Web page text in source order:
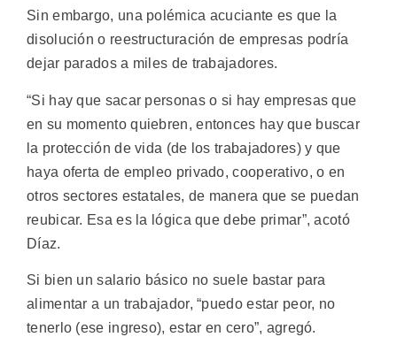
Sin embargo, una polémica acuciante es que la
disolución o reestructuración de empresas podría
dejar parados a miles de trabajadores.
“Si hay que sacar personas o si hay empresas que
en su momento quiebren, entonces hay que buscar
la protección de vida (de los trabajadores) y que
haya oferta de empleo privado, cooperativo, o en
otros sectores estatales, de manera que se puedan
reubicar. Esa es la lógica que debe primar”, acotó
Díaz.
Si bien un salario básico no suele bastar para
alimentar a un trabajador, “puedo estar peor, no
tenerlo (ese ingreso), estar en cero”, agregó.